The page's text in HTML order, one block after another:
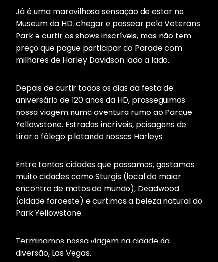
Já é uma maravilhosa sensação de estar no
Museum da HD, chegar e passear pelo Veterans
Park e curtir os shows inscríveis, mas não tem
preço que pague participar do Parade com
milhares de Harley Davidson lado a lado.
Depois de curtir todos os dias da festa de
aniversário de 120 anos da HD, prosseguimos
nossa viagem numa aventura rumo ao Parque
Yellowstone. Estradas incríveis, paisagens de
tirar o fôlego pilotando nossas Harleys.
Entre tantas cidades que passamos, gostamos
muito cidades como Sturgis (local do maior
encontro de motos do mundo), Deadwood
(cidade faroeste) e curtimos a beleza natural do
Park Yellowstone.
Terminamos nossa viagem na cidade da
diversão, Las Vegas.